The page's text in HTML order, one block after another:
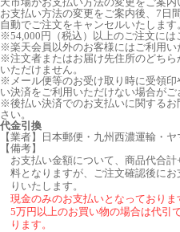
お支払い方法の変更をご案内後、7日
自動でご注文をキャンセルいたします
※54,000円（税込）以上のご注文には
※楽天会員以外のお客様にはご利用い
※注文者またはお届け先住所のどち
いただけません。
※メール便等のお受け取り時に受領
い決済をご利用いただけない場合がご
※後払い決済でのお支払いに関するお
さい。
代金引換
【業者】日本郵便・九州西濃運輸・
【備考】
お支払い金額について、商品代合
料となりますが、ご注文確認後に
りいたします。
現金のみのお支払いとなっておりま
5万円以上のお買い物の場合は代引
ります。